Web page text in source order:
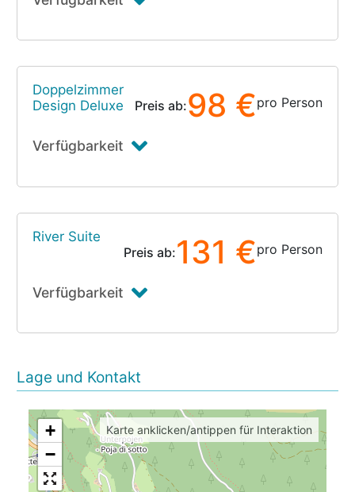
Doppelzimmer
Design Deluxe
Preis ab:98 €pro Person
Verfügbarkeit
River Suite
Preis ab:131 €pro Person
Verfügbarkeit
Lage und Kontakt
+
−
Karte anklicken/antippen für Interaktion